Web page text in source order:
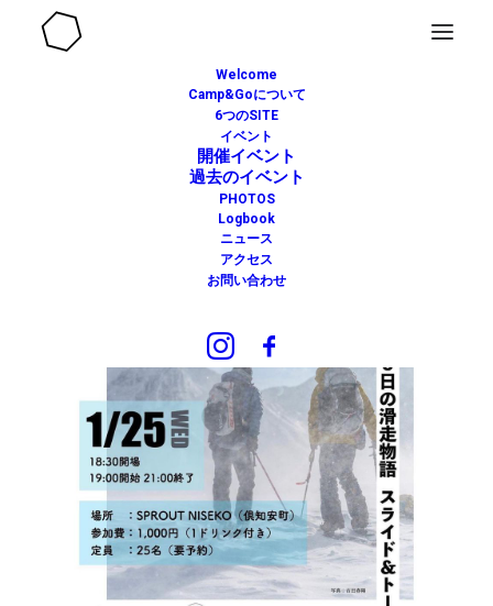
Welcome
Camp&Goについて
6つのSITE
イベント
開催イベント
過去のイベント
PHOTOS
Logbook
ニュース
アクセス
お問い合わせ